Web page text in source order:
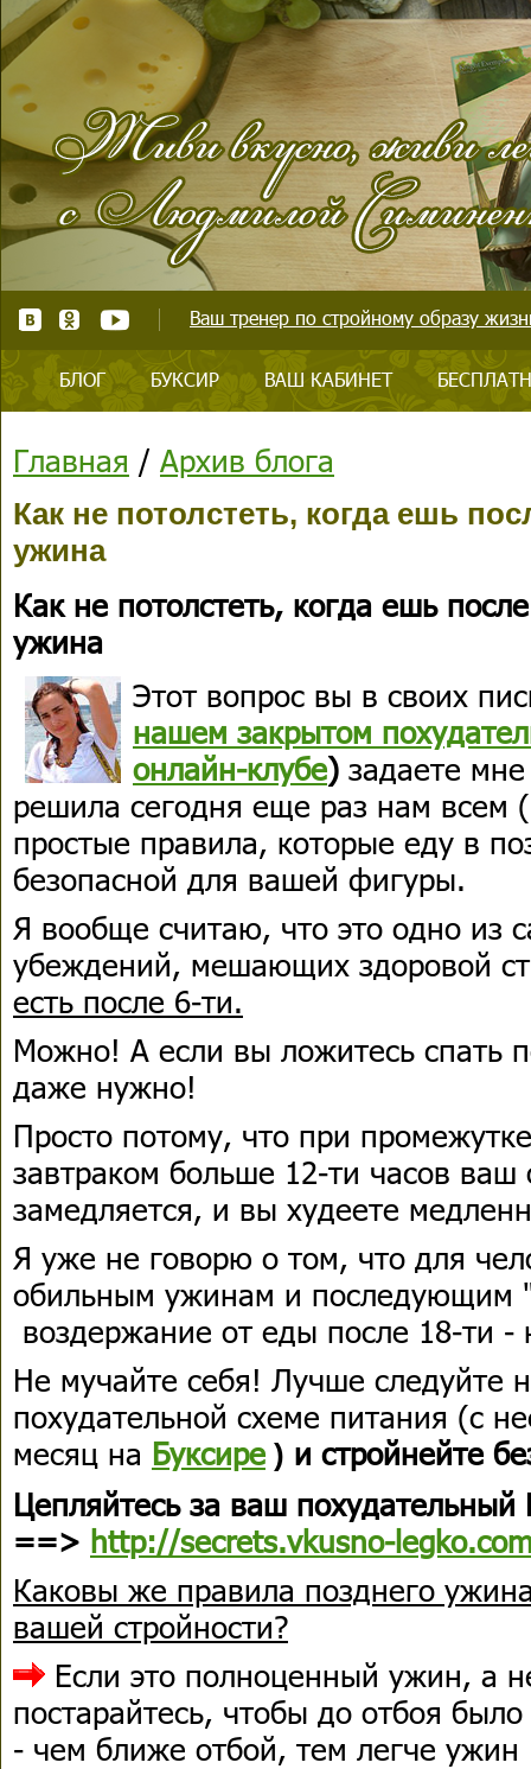
Ваш тренер по стройному образу
БЛОГ БУКСИР ВАШ КАБИНЕТ
Главная / Архив блога
Как не потолстеть, когда ешь
ужина
Как не потолстеть, когда ешь
ужина
Этот вопрос вы в своих
нашем закрытом
онлайн-клубе) задаете
решила сегодня еще раз нам всем
простые правила, которые еду в
безопасной для вашей фигуры.
Я вообще считаю, что это одно из
убеждений, мешающих здоровой
есть после 6-ти.
Можно! А если вы ложитесь спать
даже нужно!
Просто потому, что при
завтраком больше 12-ти часов
замедляется, и вы худеете
Я уже не говорю о том, что для
обильным ужинам и последующим
воздержание от еды после 18-ти -
Не мучайте себя! Лучше следуйте
похудательной схеме питания (с
месяц на Буксире ) и стройнейте
Цепляйтесь за ваш похудательный
==> http://secrets.vkusno-
Каковы же правила позднего
вашей стройности?
Если это полноценный ужин, а
постарайтесь, чтобы до отбоя
- чем ближе отбой, тем легче ужин